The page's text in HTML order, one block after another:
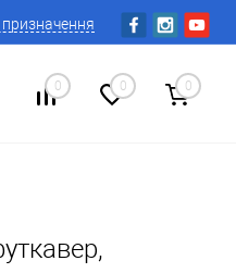
призначення
0 0 0